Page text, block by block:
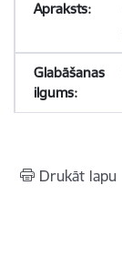
Drukāt lapu